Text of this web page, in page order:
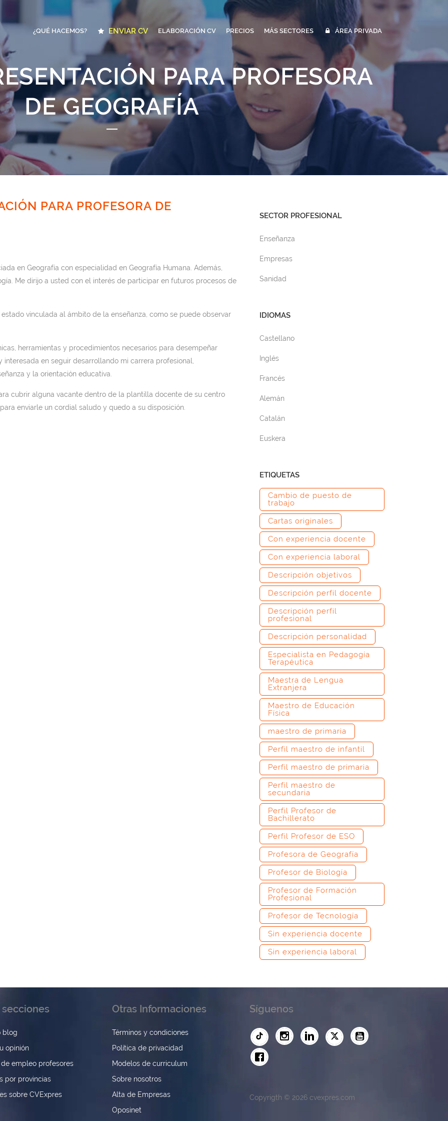
¿QUÉ HACEMOS? ENVIAR CV ELABORACIÓN CV PRECIOS MÁS SECTORES ÁREA PRIVADA
PARA PROFESORA
DE GEOGRAFÍA
PARA PROFESORA DE
en Geografía con especialidad en Geografía Humana. Además,
Me dirijo a usted con el interés de participar en futuros procesos de
vinculada al ámbito de la enseñanza, como se puede observar
herramientas y procedimientos necesarios para desempeñar
en seguir desarrollando mi carrera profesional,
y la orientación educativa.
cubrir alguna vacante dentro de la plantilla docente de su centro
enviarle un cordial saludo y quedo a su disposición.
SECTOR PROFESIONAL
Enseñanza
Empresas
Sanidad
IDIOMAS
Castellano
Inglés
Francés
Alemán
Catalán
Euskera
ETIQUETAS
Cambio de puesto de
trabajo
Cartas originales
Con experiencia docente
Con experiencia laboral
Descripción objetivos
Descripción perfil docente
Descripción perfil
profesional
Descripción personalidad
Especialista en Pedagogía
Terapéutica
Maestra de Lengua
Extranjera
Maestro de Educación
Física
maestro de primaria
Perfil maestro de infantil
Perfil maestro de primaria
Perfil maestro de
secundaria
Perfil Profesor de
Bachillerato
Perfil Profesor de ESO
Profesora de Geografía
Profesor de Biología
Profesor de Formación
Profesional
Profesor de Tecnología
Sin experiencia docente
Sin experiencia laboral
secciones
blog
opinión
empleo profesores
por provincias
sobre CVExpres
Otras Informaciones
Términos y condiciones
Política de privacidad
Modelos de curriculum
Sobre nosotros
Alta de Empresas
Oposinet
Síguenos
Copyrigth © 2026 cvexpres.com